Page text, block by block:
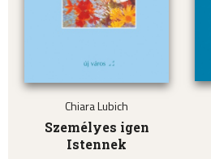
Chiara Lubich
Személyes igen
Istennek